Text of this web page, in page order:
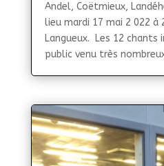
Andel, Coëtmieux,
lieu mardi 17 mai 2 022 à
Langueux. Les 12
public venu très